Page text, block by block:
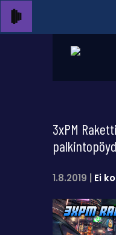
3xPM
1.8.2019 Ei